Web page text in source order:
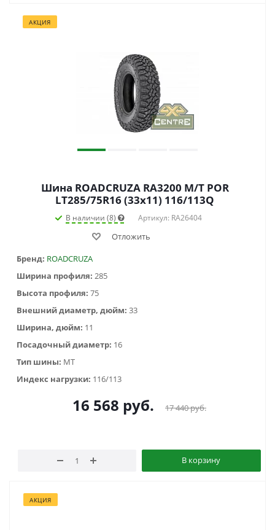
АКЦИЯ
Шина ROADCRUZA RA3200 M/T POR
LT285/75R16 (33x11) 116/113Q
В наличии (8) Артикул: RA26404
Отложить
Бренд: ROADCRUZA
Ширина профиля: 285
Высота профиля: 75
Внешний диаметр, дюйм: 33
Ширина, дюйм: 11
Посадочный диаметр: 16
Тип шины: MT
Индекс нагрузки: 116/113
16 568 руб. 17 440руб.
В корзину
АКЦИЯ